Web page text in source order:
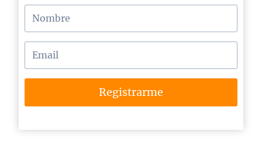
Registrarme